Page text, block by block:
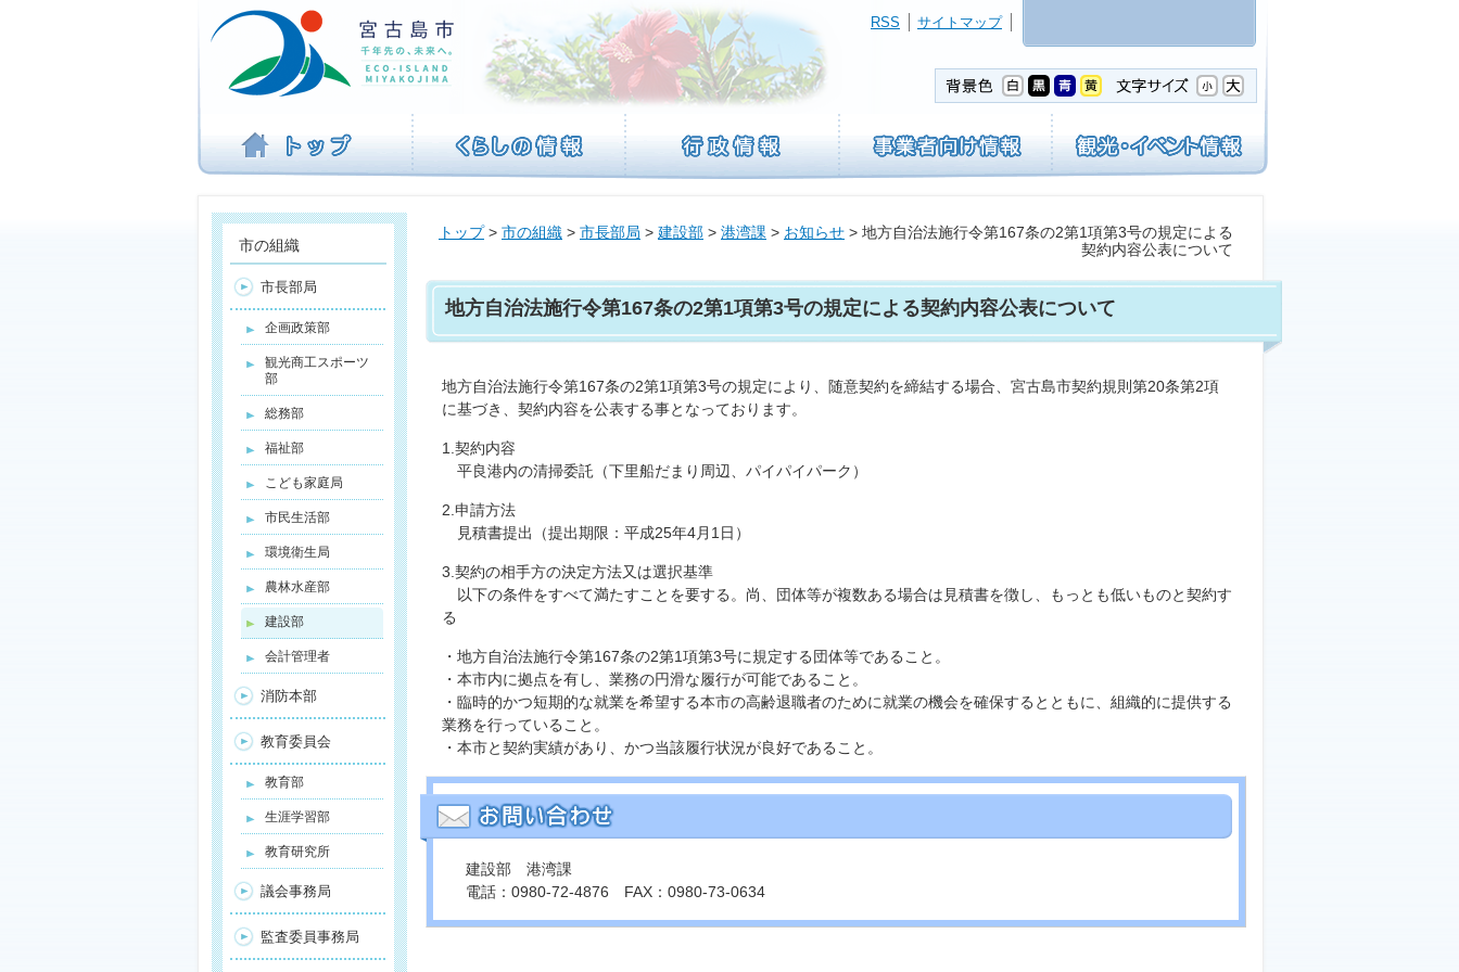
ビ
を
ば
す
サイトマップ
RSS
トップ> 市の組織 > 市長部局 > 建設部 > 港湾課 > お知らせ > 地方自治法施行令第167条の2第1項第3号の規定による
契約内容公表について
地方自治法施行令第167条の2第1項第3号の規定による契約内容公表について
地方自治法施行令第167条の2第1項第3号の規定により、随意契約を締結する場合、宮古島市契約規則第20条第2項
に基づき、契約内容を公表する事となっております。
1.契約内容
平良港内の清掃委託（下里船だまり周辺、パイパイパーク）
2.申請方法
見積書提出（提出期限：平成25年4月1日）
3.契約の相手方の決定方法又は選択基準
以下の条件をすべて満たすことを要する。尚、団体等が複数ある場合は見積書を徴し、もっとも低いものと契約す
る
・地方自治法施行令第167条の2第1項第3号に規定する団体等であること。
・本市内に拠点を有し、業務の円滑な履行が可能であること。
・臨時的かつ短期的な就業を希望する本市の高齢退職者のために就業の機会を確保するとともに、組織的に提供する
業務を行っていること。
・本市と契約実績があり、かつ当該履行状況が良好であること。
建設部 港湾課
電話：0980-72-4876 FAX：0980-73-0634
市の組織
市長部局
企画政策部
観光商工スポーツ
部
総務部
福祉部
こども家庭局
市民生活部
環境衛生局
農林水産部
建設部
会計管理者
消防本部
教育委員会
教育部
生涯学習部
教育研究所
議会事務局
監査委員事務局